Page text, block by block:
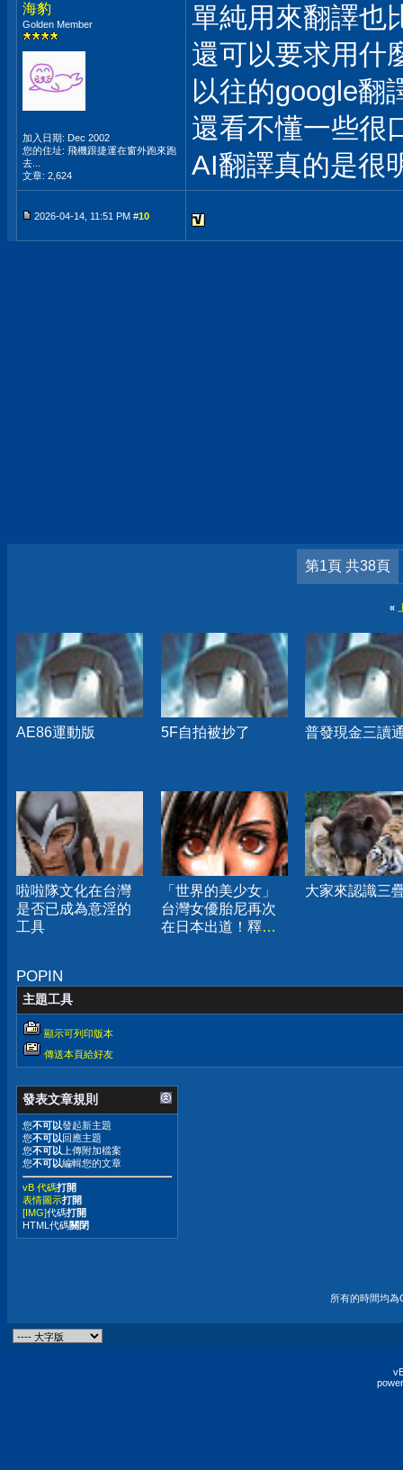
海豹
Golden Member
加入日期: Dec 2002
您的住址: 飛機跟捷運在窗外跑來跑
去...
文章: 2,624
單純用來翻譯也
還可以要求用什
以往的google翻
還看不懂一些很
AI翻譯真的是很
2026-04-14, 11:51 PM #10
第1頁 共38頁
«
AE86運動版 5F自拍被抄了 普發現金三讀
啦啦隊文化在台灣
是否已成為意淫的
工具
「世界的美少女」
台灣女優胎尼再次
在日本出道！釋出2
大家來認識三
POPIN
主題工具
顯示可列印版本
傳送本頁給好友
發表文章規則
您不可以發起新主題
您不可以 回應主題
您不可以 上傳附加檔案
您不可以編輯您的文章
vB 代碼打開
表情圖示打開
[IMG]代碼打開
HTML代碼關閉
所有的時間均為